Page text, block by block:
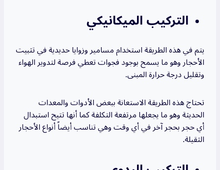
التركيب الميكانيكي
يتم في هذه الطريقة استخدام مسامير وزوايا حديدية في تثبيت
الأحجار وهو ما يسمح بوجود فجوات تعطي فرصة لتدوير الهواء
وتقليل درجة حرارة المبنى.
تحتاج هذه الطريقة الاستعانة ببعض الأدوات والمعدات
الحديثة وهو ما يجعلها مرتفعة التكلفة كما أنها تتيح استبدال
أي حجر بحجر آخر في أي وقت وهي تناسب أيضاً أنواع الأحجار
الثقيلة.